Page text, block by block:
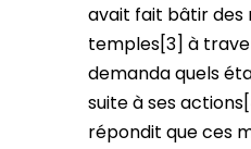
avait fait bâtir des
temples[3] à
demanda quels
suite à ses
répondit que ces